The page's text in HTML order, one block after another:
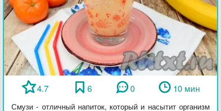
4.7 6 0 10 мин
Смузи - отличный напиток, который и насытит организм